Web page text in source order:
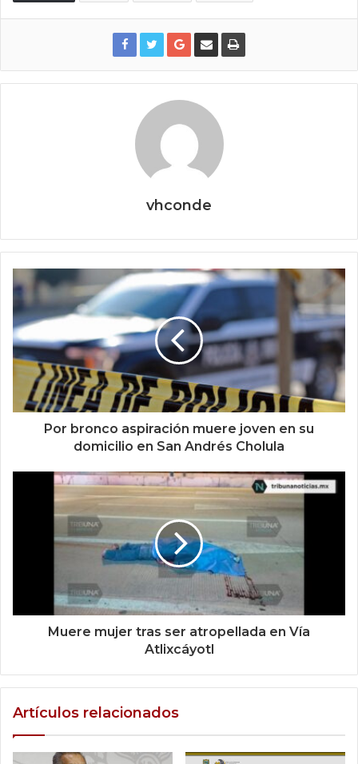
vhconde
Por bronco aspiración muere joven en su
domicilio en San Andrés Cholula
Muere mujer tras ser atropellada en Vía
Atlixcáyotl
Artículos relacionados